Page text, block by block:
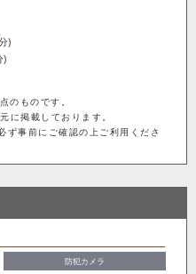
)
)
ものです。
掲載しております。
ず事前にご確認の上ご利用くださ
防犯カメラ